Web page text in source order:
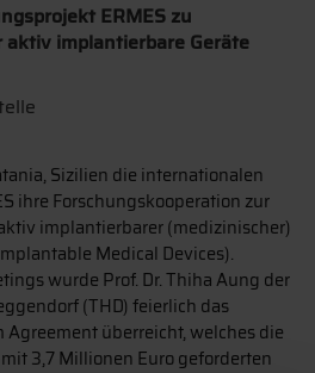
ERMES zu
implantierbare Geräte
Sizilien die internationalen
ihre Forschungskooperation zur
implantierbarer (medizinischer)
Medical Devices).
wurde Prof. Dr. Thiha Aung der
(THD) feierlich das
überreicht, welches die
3,7 Millionen Euro geforderten